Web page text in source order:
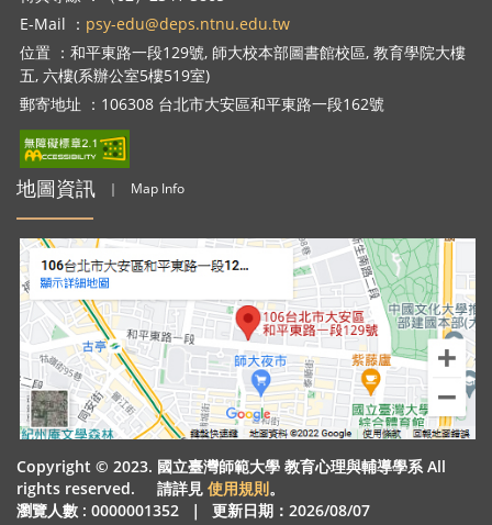
E-Mail ： psy-edu@deps.ntnu.edu.tw
位置 ：和平東路一段129號, 師大校本部圖書館校區, 教育學院大樓
五, 六樓(系辦公室5樓519室)
郵寄地址 ：106308 台北市大安區和平東路一段162號
地圖資訊 ｜ Map Info
Copyright © 2023. 國立臺灣師範大學 教育心理與輔導學系 All
rights reserved. 請詳見 使用規則。
瀏覽人數 : 0000001352
｜
更新日期：2026/08/07